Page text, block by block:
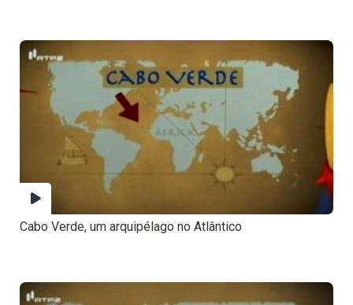
Cabo Verde, um arquipélago no Atlântico